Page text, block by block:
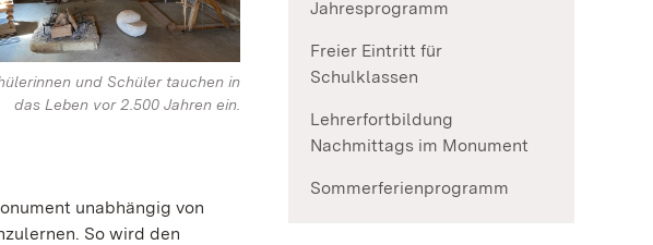
und Schüler tauchen in
das Leben vor 2.500 Jahren ein.
unabhängig von
So wird den
Jahresprogramm
Freier Eintritt für
Schulklassen
Lehrerfortbildung
Nachmittags im Monument
Sommerferienprogramm